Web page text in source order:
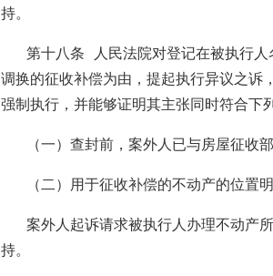
持。
第十八条 人民法院对登记在被执行
调换的征收补偿为由，提起执行异议之诉
强制执行，并能够证明其主张同时符合下
（一）查封前，案外人已与房屋征收
（二）用于征收补偿的不动产的位置
案外人起诉请求被执行人办理不动产
持。